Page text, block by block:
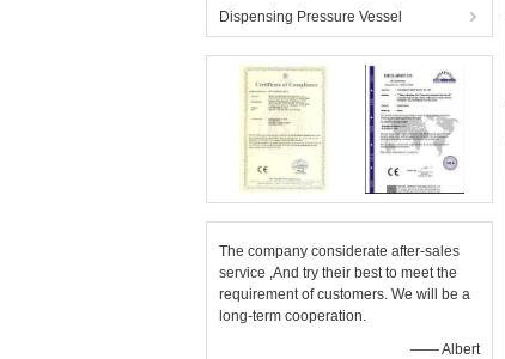
Dispensing Pressure Vessel
The company considerate after-sales
service ,And try their best to meet the
requirement of customers. We will be a
long-term cooperation.
—— Albert